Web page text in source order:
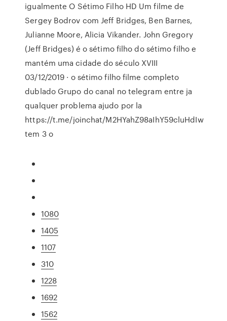
igualmente O Sétimo Filho HD Um filme de
Sergey Bodrov com Jeff Bridges, Ben Barnes,
Julianne Moore, Alicia Vikander. John Gregory
(Jeff Bridges) é o sétimo filho do sétimo filho e
mantém uma cidade do século XVIII
03/12/2019 · o sétimo filho filme completo
dublado Grupo do canal no telegram entre ja
qualquer problema ajudo por la
https://t.me/joinchat/M2HYahZ98aIhY59cluHdIw
tem 3 o
1080
1405
1107
310
1228
1692
1562